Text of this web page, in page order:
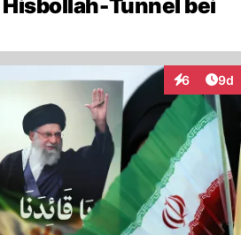
Tunnel bei
6 9d